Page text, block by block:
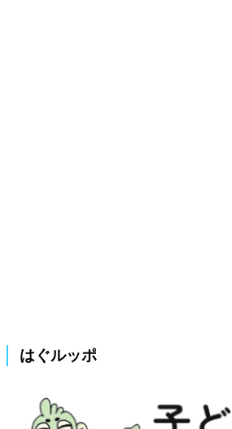
はぐルッポ